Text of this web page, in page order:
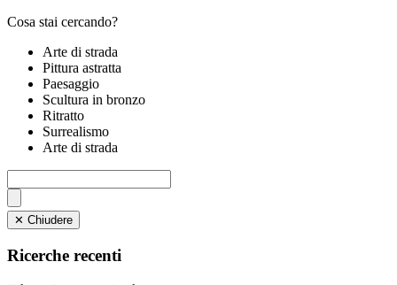
Cosa stai cercando?
Arte di strada
Pittura astratta
Paesaggio
Scultura in bronzo
Ritratto
Surrealismo
Arte di strada
✕ Chiudere
Ricerche recenti